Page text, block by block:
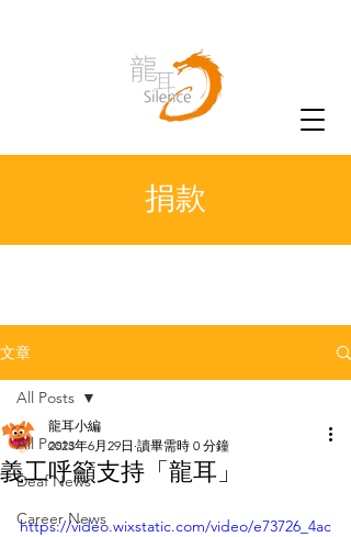
捐款
文章
All Posts
Deaf News
Career News
All Posts
義工呼籲支持「龍耳」
龍耳小編
2023年6月29日 讀畢需時 0 分鐘
https://video.wixstatic.com/video/e73726_4ac